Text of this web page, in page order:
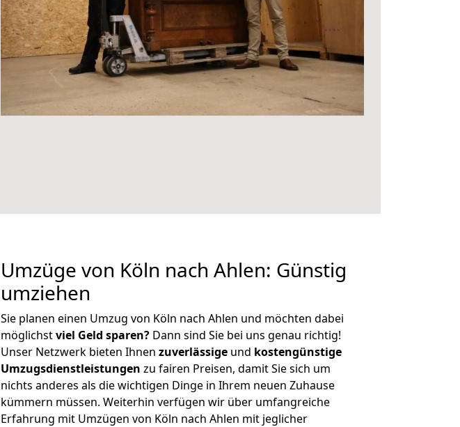
Umzüge von Köln nach Ahlen: Günstig
umziehen
Sie planen einen Umzug von Köln nach Ahlen und möchten dabei
möglichstviel Geld sparen? Dann sind Sie bei uns genau richtig!
Unser Netzwerk bieten Ihnen zuverlässige und kostengünstige
Umzugsdienstleistungen zu fairen Preisen, damit Sie sich um
nichts anderes als die wichtigen Dinge in Ihrem neuen Zuhause
kümmern müssen. Weiterhin verfügen wir über umfangreiche
Erfahrung mit Umzügen von Köln nach Ahlen mit jeglicher